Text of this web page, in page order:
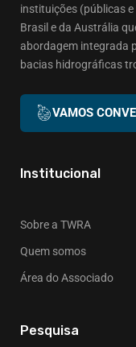
instituições (públicas
Brasil e da Austrália
abordagem integrada
bacias hidrográficas
VAMOS
Institucional
Sobre a TWRA
Quem somos
Área do Associado
Pesquisa